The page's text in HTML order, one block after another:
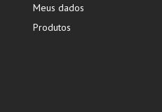
Meus dados
Produtos